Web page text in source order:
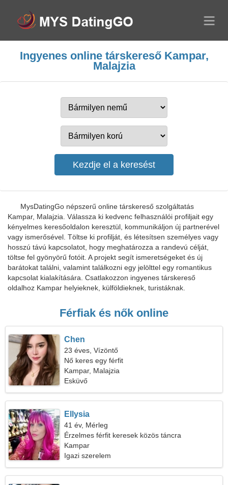
Ingyenes online társkereső Kampar,
Malajzia
MysDatingGo népszerű online társkereső szolgáltatás
Kampar, Malajzia. Válassza ki kedvenc felhasználói profiljait egy
kényelmes keresőoldalon keresztül, kommunikáljon új partnerével
vagy ismerősével. Töltse ki profilját, és létesítsen személyes vagy
hosszú távú kapcsolatot, hogy meghatározza a randevú célját,
töltse fel gyönyörű fotóit. A projekt segít ismeretségeket és új
barátokat találni, valamint találkozni egy jelölttel egy romantikus
kapcsolat kialakítására. Csatlakozzon ingyenes társkereső
oldalhoz Kampar helyieknek, külföldieknek, turistáknak.
Férfiak és nők online
Chen
23 éves, Vízöntő
Nő keres egy férfit
Kampar, Malajzia
Esküvő
Ellysia
41 év, Mérleg
Érzelmes férfit keresek közös táncra
Kampar
Igazi szerelem